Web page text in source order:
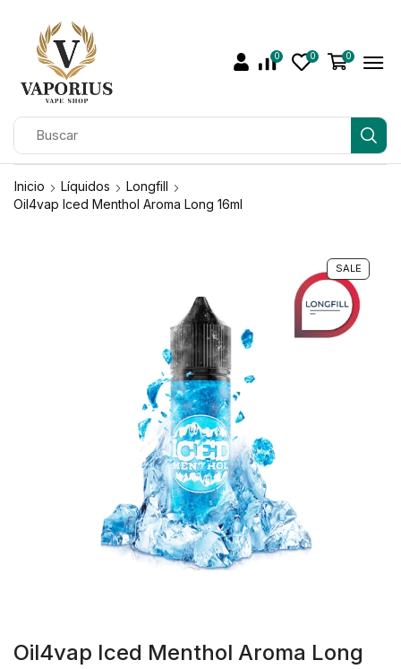
0 0 0
Inicio Líquidos
Longfill
Oil4vap Iced Menthol Aroma Long 16ml
SALE
Oil4vap Iced Menthol Aroma Long